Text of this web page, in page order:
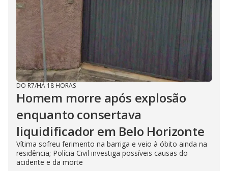
DO R7/HÁ 18 HORAS
Homem morre após explosão
enquanto consertava
liquidificador em Belo Horizonte
Vítima sofreu ferimento na barriga e veio à óbito ainda na
residência; Polícia Civil investiga possíveis causas do
acidente e da morte